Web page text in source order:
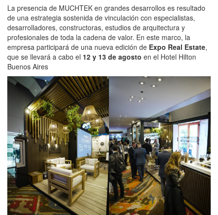
La presencia de MUCHTEK en grandes desarrollos es resultado
de una estrategia sostenida de vinculación con especialistas,
desarrolladores, constructoras, estudios de arquitectura y
profesionales de toda la cadena de valor. En este marco, la
empresa participará de una nueva edición de Expo Real Estate,
que se llevará a cabo el 12 y 13 de agosto en el Hotel Hilton
Buenos Aires